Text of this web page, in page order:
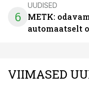
6
UUDISED
METK:
automaatselt
VIIMASED